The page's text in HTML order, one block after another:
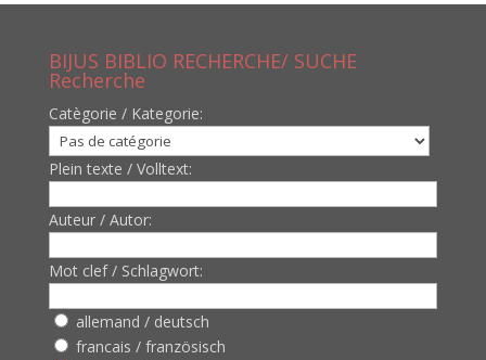
BIJUS BIBLIO RECHERCHE/ SUCHE
Recherche
Catègorie / Kategorie:
Plein texte / Volltext:
Auteur / Autor:
Mot clef / Schlagwort:
allemand / deutsch
francais / französisch